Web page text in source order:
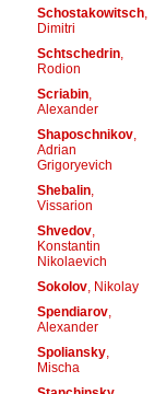
Schostakowitsch,
Dimitri
Schtschedrin,
Rodion
Scriabin,
Alexander
Shaposchnikov,
Adrian
Grigoryevich
Shebalin,
Vissarion
Shvedov,
Konstantin
Nikolaevich
Sokolov, Nikolay
Spendiarov,
Alexander
Spoliansky,
Mischa